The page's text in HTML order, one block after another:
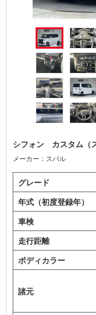
シフォン カスタム（
メーカー：スバル
グレード
年式（初度登録年）
車検
走行距離
ボディカラー
諸元